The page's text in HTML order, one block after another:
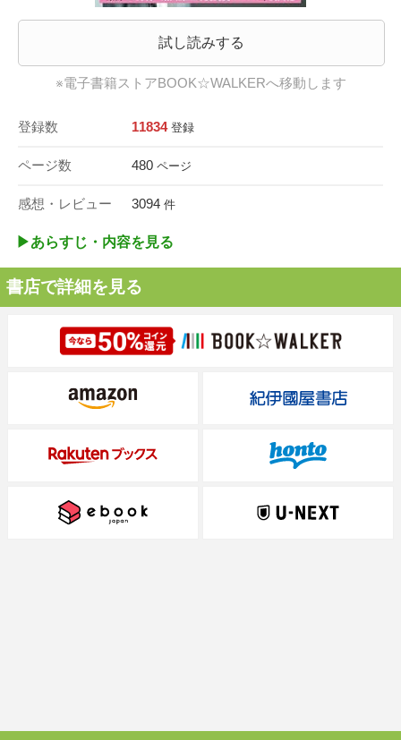
試し読みする
※電子書籍ストアBOOK☆WALKERへ移動します
登録数 11834 登録
ページ数 480 ページ
感想・レビュー 3094 件
▶︎あらすじ・内容を見る
書店で詳細を見る